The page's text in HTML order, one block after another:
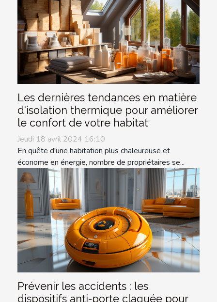
Les dernières tendances en matière
d'isolation thermique pour améliorer
le confort de votre habitat
Jeudi 18 avril 2024 16:10
En quête d'une habitation plus chaleureuse et
économe en énergie, nombre de propriétaires se...
Prévenir les accidents : les
dispositifs anti-porte claquée pour